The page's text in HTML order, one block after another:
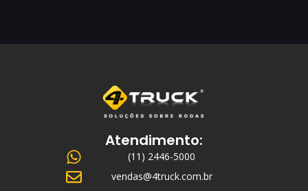
Atendimento:
(11) 2446-5000
vendas@4truck.com.br